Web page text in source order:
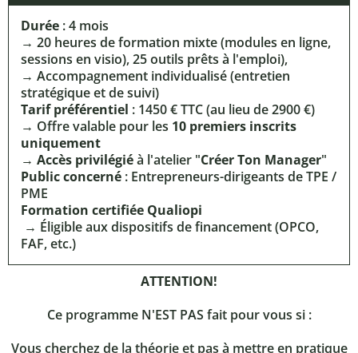
Durée : 4 mois
→ 20 heures de formation mixte (modules en ligne,
sessions en visio), 25 outils prêts à l'emploi),
→ Accompagnement individualisé (entretien
stratégique et de suivi)
Tarif préférentiel : 1450 € TTC (au lieu de 2900 €)
→ Offre valable pour les 10 premiers inscrits
uniquement
→ Accès privilégiéà l'atelier "Créer Ton Manager"
Public concerné : Entrepreneurs-dirigeants de TPE /
PME
Formation certifiée Qualiopi
→ Éligible aux dispositifs de financement (OPCO,
FAF, etc.)
ATTENTION!
Ce programme N'EST PAS fait pour vous si :
Vous cherchez de la théorie et pas à mettre en pratique